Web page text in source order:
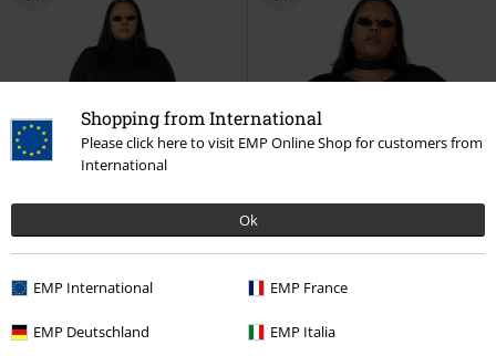
Shopping from International
Please click here to visit EMP Online Shop for customers from
International
Ok
EMP International EMP France
EMP Deutschland EMP Italia